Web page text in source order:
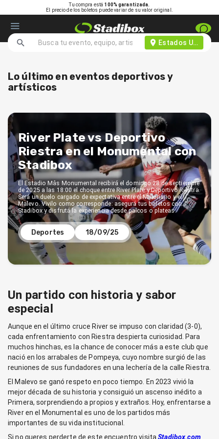
Tu compra está 100% garantizada.
El precio de los boletos puede variar de su valor original.
Estados Unidos
Lo último en eventos deportivos y
artísticos
River Plate vs Deportivo
Riestra en el Monumental con
Stadibox
Deportes 18/09/25
El Estadio Mâs Monumental recibirá el domingo 28 de septiembre
de 2025 a las 18:00 el choque entre River Plate y Deportivo Riestra.
Será un duelo cargado de expectativa entre el Millonario y el
Malevo. Vivilo como corresponde: asegurá tus boletos con
Stadibox y disfrutá la experiencia desde palcos o plateas.
Un partido con historia y sabor
especial
Aunque en el último cruce River se impuso con claridad (3-0),
cada enfrentamiento con Riestra despierta curiosidad. Para
muchos hinchas, es la chance de conocer más a este club que
nació en los arrabales de Pompeya, cuyo nombre surgió de las
reuniones de sus fundadores en una lechería de la calle Riestra.
El Malevo se ganó respeto en poco tiempo. En 2023 vivió la
mejor década de su historia y consiguió un ascenso inédito a
Primera, sorprendiendo a propios y extraños. Hoy, enfrentarse a
River en el Monumental es uno de los partidos más
importantes de su vida institucional.
Si no queres perderte de este encuentro visitaStadibox.com